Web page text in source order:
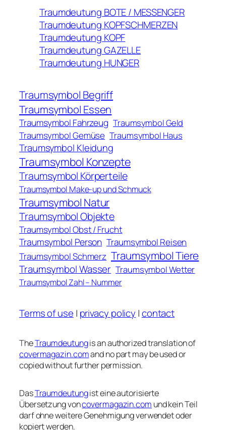
Traumdeutung BOTE / MESSENGER
Traumdeutung KOPFSCHMERZEN
Traumdeutung KOPF
Traumdeutung GAZELLE
Traumdeutung HUNGER
Traumsymbol Begriff
Traumsymbol Essen
Traumsymbol Fahrzeug Traumsymbol Geld
Traumsymbol Gemüse Traumsymbol Haus
Traumsymbol Kleidung
Traumsymbol Konzepte
Traumsymbol Körperteile
Traumsymbol Make-up und Schmuck
Traumsymbol Natur
Traumsymbol Objekte
Traumsymbol Obst / Frucht
Traumsymbol Person Traumsymbol Reisen
Traumsymbol Schmerz Traumsymbol Tiere
Traumsymbol Wasser Traumsymbol Wetter
Traumsymbol Zahl – Nummer
Terms of use | privacy policy |contact
TheTraumdeutungis an authorized translation of
covermagazin.comand no part may be used or
copied without further permission.
DasTraumdeutungist eine autorisierte
Übersetzung voncovermagazin.com und kein Teil
darf ohne weitere Genehmigung verwendet oder
kopiert werden.